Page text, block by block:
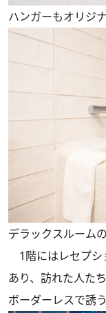
ハンガーもオリジ
デラックスルーム
1階にはレセプシ
あり、訪れた人た
ボーダーレスで誘う